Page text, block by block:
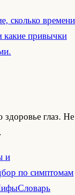
сколько времени
какие привычки
глаз. Не
и
по симптомам
Словарь